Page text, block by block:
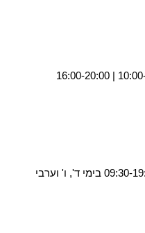
שעות פעילות ימים ב', ג', ה', 09:30-19:00 בימי ד', ו' וערבי